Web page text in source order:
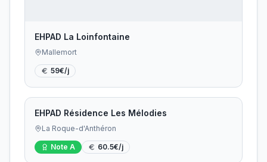
EHPAD La Loinfontaine
Mallemort
59€/j
EHPAD Résidence Les Mélodies
La Roque-d'Anthéron
Note A 60.5€/j